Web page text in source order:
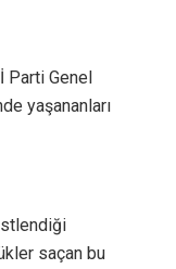
Parti Genel
yaşananları
saçan bu